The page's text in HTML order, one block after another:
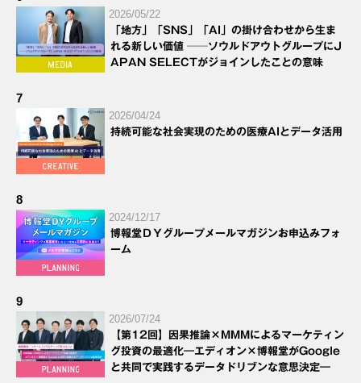
2026/05/22
「地方」「SNS」「AI」の掛け合わせから生ま
れる新しい価値 ──ソウルドアウトグループにJ
APAN SELECTがジョインしたことの意味
7
2026/04/24
持続可能な社会実現のための医療AIとデータ活用
8
2024/12/17
博報堂ＤＹグループメールマガジンお申込みフォ
ーム
9
2026/07/24
【第12回】因果推論×MMMによるマーケティン
グ投資の最適化―エディオン×博報堂がGoogle
と共同で実践するデータドリブンな意思決定―